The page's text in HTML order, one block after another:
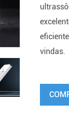
vindas.